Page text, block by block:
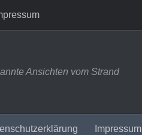
Ansichten vom Strand
Impressum